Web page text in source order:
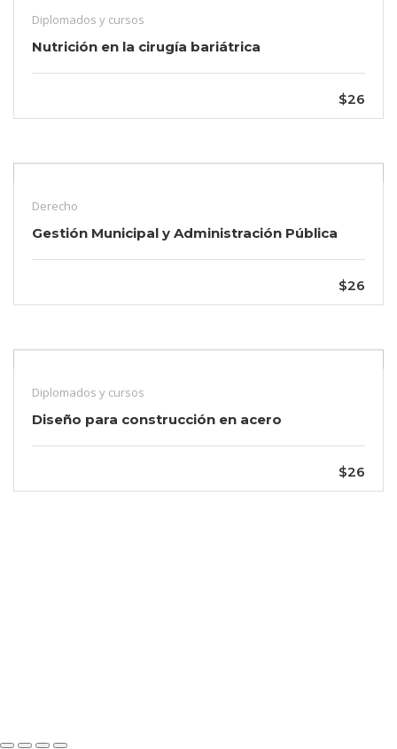
Diplomados y cursos
Nutrición en la cirugía bariátrica
$26
Derecho
Gestión Municipal y Administración Pública
$26
Diplomados y cursos
Diseño para construcción en acero
$26